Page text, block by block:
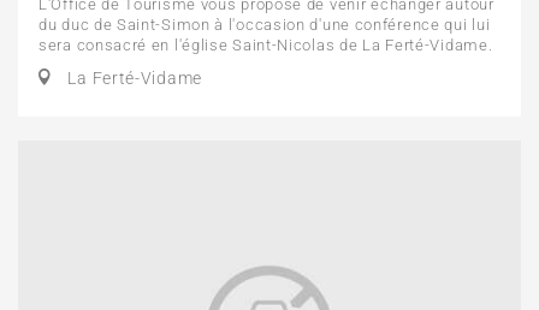
L'Office de Tourisme vous propose de venir échanger autour
du duc de Saint-Simon à l'occasion d'une conférence qui lui
sera consacré en l'église Saint-Nicolas de La Ferté-Vidame.
La Ferté-Vidame